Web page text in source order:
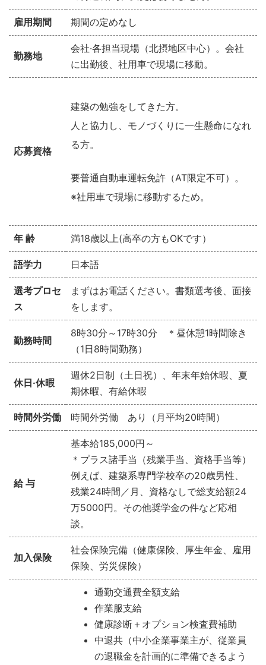
雇用期間 期間の定めなし
勤務地
会社·各担当現場（北摂地区中心）。会社
に出勤後、社用車で現場に移動。
応募資格
建築の勉強をしてきた方。
人と協力し、モノづくりに一生懸命になれ
る方。
要普通自動車運転免許（AT限定不可）。
※社用車で現場に移動するため。
年 齢 満18歳以上(高卒の方もOKです）
語学力 日本語
選考プロセ
ス
まずはお電話ください。書類選考後、面接
をします。
勤務時間
8時30分～ 17時30分 ＊昼休憩1時間除き
（1日8時間勤務）
休日·休暇
週休2日制（土日祝）、年末年始休暇、夏
期休暇、有給休暇
時間外労働 時間外労働 あり（月平均20時間）
給 与
基本給185,000円～
＊プラス諸手当（残業手当、資格手当等）
例えば、建築系専門学校卒の20歳男性、
残業24時間／月、資格なしで総支給額24
万5000円。その他奨学金の件など応相
談。
加入保険
社会保険完備（健康保険、厚生年金、雇用
保険、労災保険）
通勤交通費全額支給
作業服支給
健康診断＋オプション検査費補助
中退共（中小企業事業主が、従業員
の退職金を計画的に準備できるよう